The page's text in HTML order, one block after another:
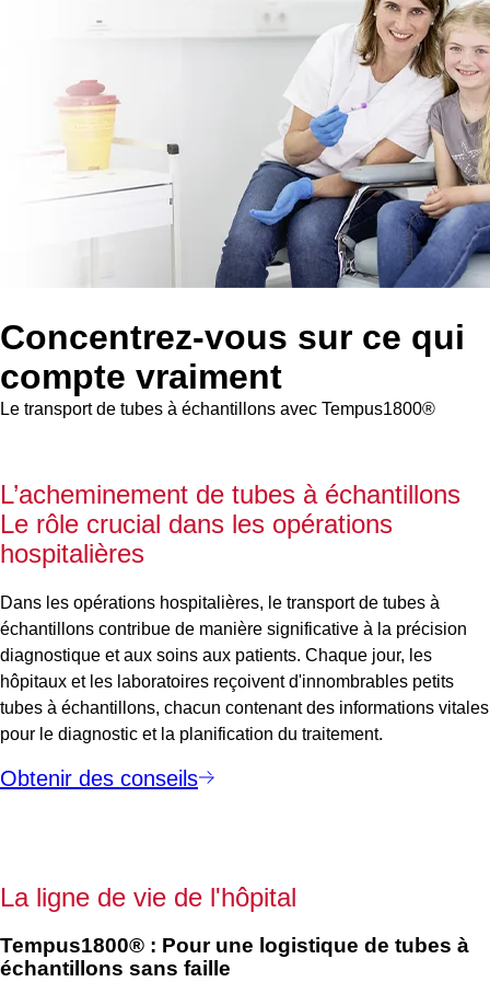
Concentrez-vous sur ce qui
compte vraiment
Le transport de tubes à échantillons avec Tempus1800®
L’acheminement de tubes à échantillons
Le rôle crucial dans les opérations
hospitalières
Dans les opérations hospitalières, le transport de tubes à
échantillons contribue de manière significative à la précision
diagnostique et aux soins aux patients. Chaque jour, les
hôpitaux et les laboratoires reçoivent d'innombrables petits
tubes à échantillons, chacun contenant des informations vitales
pour le diagnostic et la planification du traitement.
Obtenir des conseils
La ligne de vie de l'hôpital
Tempus1800® : Pour une logistique de tubes à
échantillons sans faille